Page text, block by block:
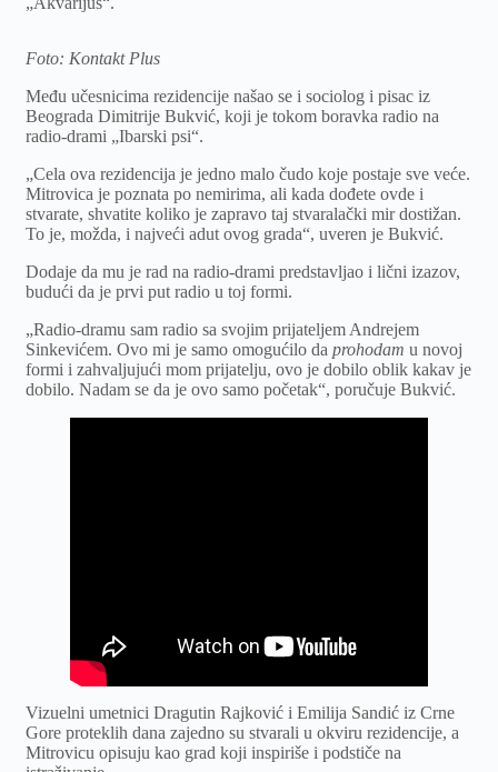
Foto: Kontakt Plus
Među učesnicima rezidencije našao se i sociolog i pisac iz
Beograda Dimitrije Bukvić, koji je tokom boravka radio na
radio-drami „Ibarski psi“.
„Cela ova rezidencija je jedno malo čudo koje postaje sve veće.
Mitrovica je poznata po nemirima, ali kada dođete ovde i
stvarate, shvatite koliko je zapravo taj stvaralački mir dostižan.
To je, možda, i najveći adut ovog grada“, uveren je Bukvić.
Dodaje da mu je rad na radio-drami predstavljao i lični izazov,
budući da je prvi put radio u toj formi.
„Radio-dramu sam radio sa svojim prijateljem Andrejem
Sinkevićem. Ovo mi je samo omogućilo da prohodam u novoj
formi i zahvaljujući mom prijatelju, ovo je dobilo oblik kakav je
dobilo. Nadam se da je ovo samo početak“, poručuje Bukvić.
Vizuelni umetnici Dragutin Rajković i Emilija Sandić iz Crne
Gore proteklih dana zajedno su stvarali u okviru rezidencije, a
Mitrovicu opisuju kao grad koji inspiriše i podstiče na